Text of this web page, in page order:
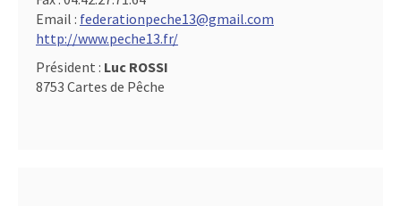
Email : federationpeche13@gmail.com
http://www.peche13.fr/
Président : Luc ROSSI
8753 Cartes de Pêche